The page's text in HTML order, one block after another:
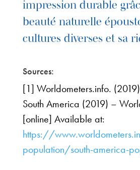
impression durable
beauté naturelle
cultures diverses et sa
Sources:
[1] Worldometers.info.
South America (2019) –
[online] Available at:
https://
population/south-america-